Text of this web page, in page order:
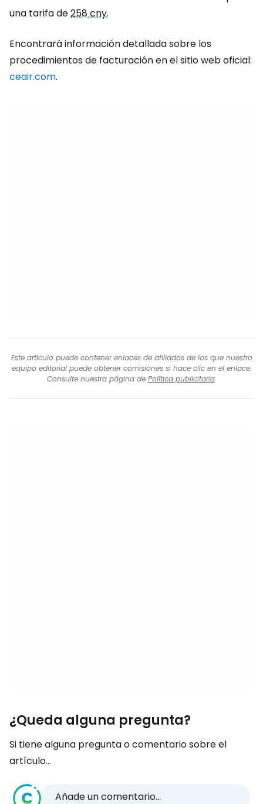
una tarifa de258 cny.
Encontrará información detallada sobre los
procedimientos de facturación en el sitio web oficial:
ceair.com.
Este artículo puede contener enlaces de afiliados de los que nuestro
equipo editorial puede obtener comisiones si hace clic en el enlace.
Consulte nuestra página de Política publicitaria.
¿Queda alguna pregunta?
Si tiene alguna pregunta o comentario sobre el
artículo...
Añade un comentario...